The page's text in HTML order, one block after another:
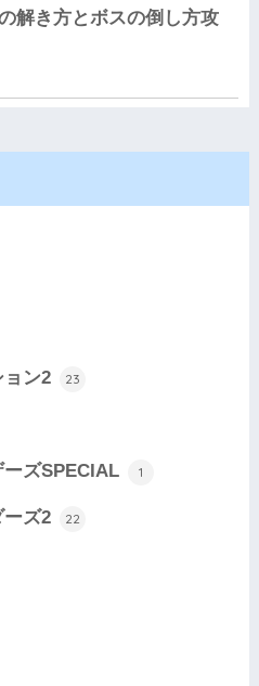
解き方とボスの倒し方攻
ョン2 23
ズSPECIAL 1
ーズ2 22